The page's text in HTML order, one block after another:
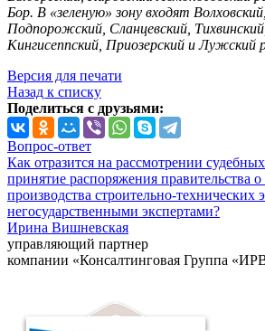
Бор. В «зеленую» зону входят
Подпорожский, Сланцевский,
Кингисеппский, Приозерский и Лужский
Версия для печати
Назад к списку
Поделиться с друзьями:
Вопрос-ответ
Как отразится на рассмотрении
принятие распоряжения правительства о
производства строительно-технических
негосударственными экспертами?
Ирина Вишневская
управляющий партнер
компании «Консалтинговая Группа